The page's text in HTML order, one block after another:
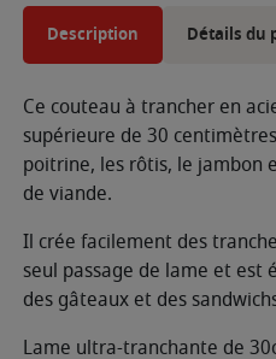
Description Détails du
Ce couteau à trancher en
supérieure de 30
poitrine, les rôtis, le jambon
de viande.
Il crée facilement des
seul passage de lame et
des gâteaux et des
Lame ultra-tranchante de